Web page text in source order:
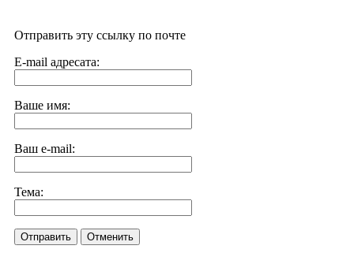
Отправить эту ссылку по почте
E-mail адресата:
Ваше имя:
Ваш e-mail:
Тема:
Отправить Отменить